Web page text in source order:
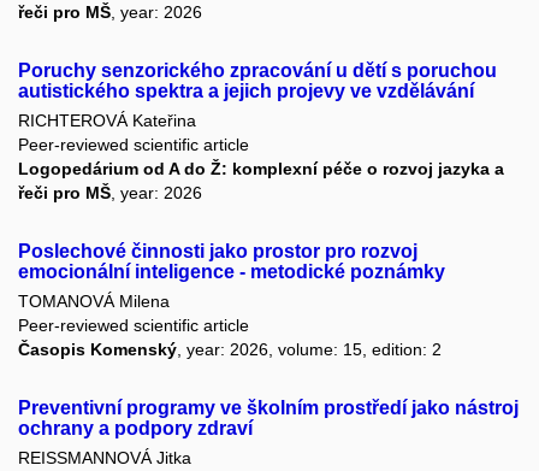
řeči pro MŠ , year: 2026
Poruchy senzorického zpracování u dětí s poruchou
autistického spektra a jejich projevy ve vzdělávání
RICHTEROVÁ Kateřina
Peer-reviewed scientific article
Logopedárium od A do Ž: komplexní péče o rozvoj jazyka a
řeči pro MŠ , year: 2026
Poslechové činnosti jako prostor pro rozvoj
emocionální inteligence - metodické poznámky
TOMANOVÁ Milena
Peer-reviewed scientific article
Časopis Komenský , year: 2026, volume: 15, edition: 2
Preventivní programy ve školním prostředí jako nástroj
ochrany a podpory zdraví
REISSMANNOVÁ Jitka